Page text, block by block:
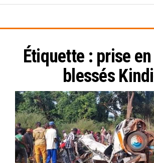
Étiquette : prise
blessés